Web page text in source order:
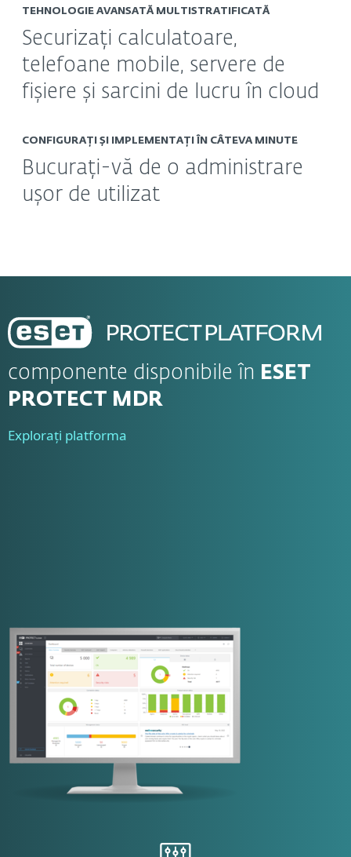
TEHNOLOGIE AVANSATĂ MULTISTRATIFICATĂ
Securizați calculatoare,
telefoane mobile, servere de
fișiere și sarcini de lucru în cloud
CONFIGURAȚI ȘI IMPLEMENTAȚI ÎN CÂTEVA MINUTE
Bucurați-vă de o administrare
ușor de utilizat
componente disponibile în ESET
PROTECT MDR
Explorați platforma